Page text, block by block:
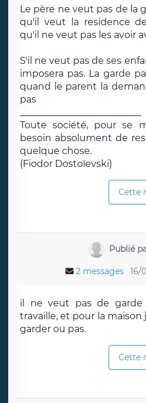
Le père ne veut pas de la
qu'il veut la residence
qu'il ne veut pas les avoir
S'il ne veut pas de ses
imposera pas. La garde
quand le parent la
pas
Toute société, pour se
besoin absolument de
quelque chose.
(Fiodor Dostoïevski)
Cette
Publié
2 messages 16/
il ne veut pas de garde
travaille, et pour la maison
garder ou pas.
Cette